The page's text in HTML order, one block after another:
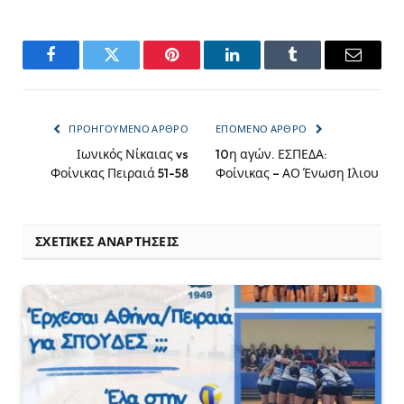
FacebookTwitter Pinterest LinkedInTumblr Email
ΠΡΟΗΓΟΎΜΕΝΟ ΆΡΘΡΟ
Ιωνικός Νίκαιας vs
Φοίνικας Πειραιά 51-58
ΕΠΌΜΕΝΟ ΆΡΘΡΟ
10η αγών. ΕΣΠΕΔΑ:
Φοίνικας – ΑΟ Ένωση Ιλιου
ΣΧΕΤΙΚΈΣ ΑΝΑΡΤΉΣΕΙΣ